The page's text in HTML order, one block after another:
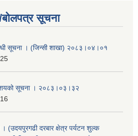
बोलपत्र सूचना
सूचना । (जिन्सी शाखा) २०८३।०४।०१
सूचना । २०८३।०३।३२
। (उदयपुरगढी दरबार क्षेत्र पर्यटन शुल्क